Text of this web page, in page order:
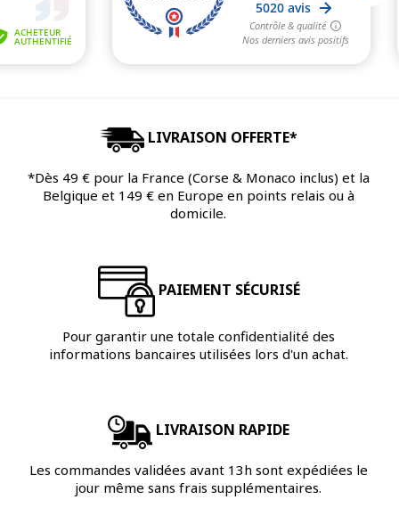
LIVRAISON OFFERTE*
*Dès 49 € pour la France (Corse & Monaco inclus) et la
Belgique et 149 € en Europe en points relais ou à
domicile.
PAIEMENT SÉCURISÉ
Pour garantir une totale confidentialité des
informations bancaires utilisées lors d'un achat.
LIVRAISON RAPIDE
Les commandes validées avant 13h sont expédiées le
jour même sans frais supplémentaires.